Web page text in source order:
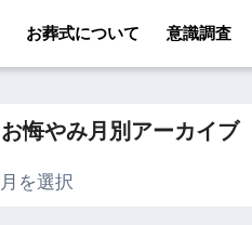
お葬式について 意識調査
お悔やみ月別アーカイブ